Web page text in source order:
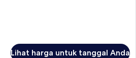
Lihat harga untuk tanggal Anda